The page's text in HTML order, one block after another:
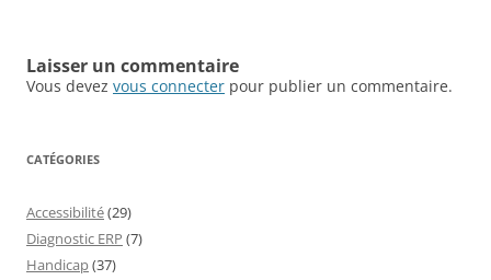
Laisser un commentaire
Vous devez vous connecter pour publier un commentaire.
CATÉGORIES
Accessibilité(29)
Diagnostic ERP (7)
Handicap(37)